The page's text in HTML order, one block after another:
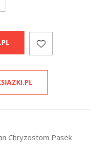
Chryzostom Pasek